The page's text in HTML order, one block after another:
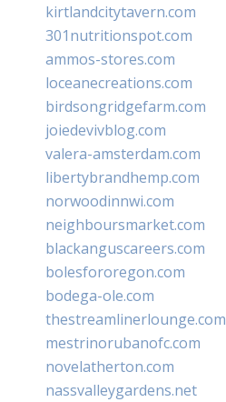
kirtlandcitytavern.com
301nutritionspot.com
ammos-stores.com
loceanecreations.com
birdsongridgefarm.com
joiedevivblog.com
valera-amsterdam.com
libertybrandhemp.com
norwoodinnwi.com
neighboursmarket.com
blackanguscareers.com
bolesfororegon.com
bodega-ole.com
thestreamlinerlounge.com
mestrinorubanofc.com
novelatherton.com
nassvalleygardens.net